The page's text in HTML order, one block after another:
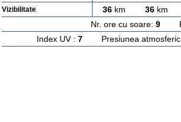
Vizibilitate 36km 36km
Nr. ore cu soare: 9
Index UV : 7Presiunea